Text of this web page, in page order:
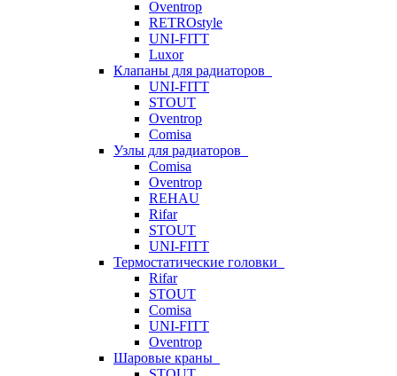
Oventrop
RETROstyle
UNI-FITT
Luxor
Клапаны для радиаторов
UNI-FITT
STOUT
Oventrop
Comisa
Узлы для радиаторов
Comisa
Oventrop
REHAU
Rifar
STOUT
UNI-FITT
Термостатические головки
Rifar
STOUT
Comisa
UNI-FITT
Oventrop
Шаровые краны